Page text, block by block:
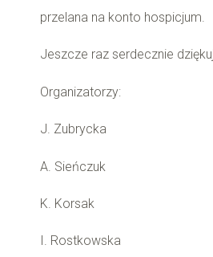
przelana na konto hospicjum.
Jeszcze raz serdecznie
Organizatorzy:
J. Zubrycka
A. Sieńczuk
K. Korsak
I. Rostkowska